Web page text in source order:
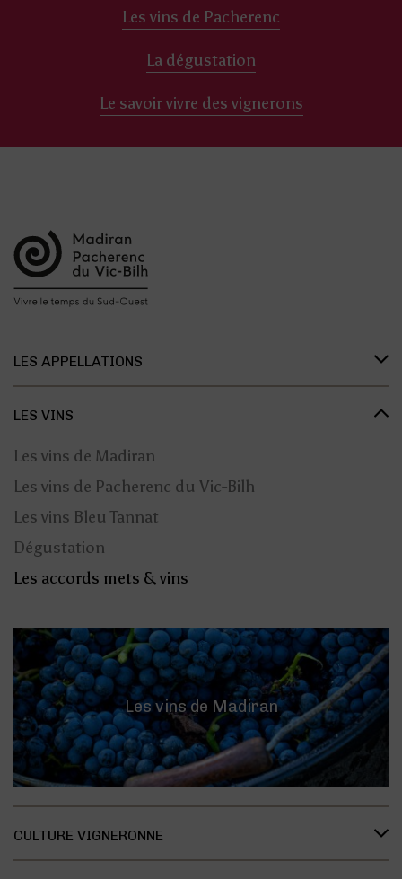
Les vins de Pacherenc
La dégustation
Le savoir vivre des vignerons
LES APPELLATIONS
L’histoire des appellations
Recherche et développement
Présentation des cépages
Présentation du terroir
Deux entités au sein de la même maison
LES VINS
Les vins de Madiran
Les vins de Pacherenc du Vic-Bilh
Les vins Bleu Tannat
Dégustation
Les accords mets & vins
Les vins de Madiran
CULTURE VIGNERONNE